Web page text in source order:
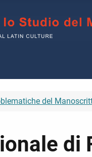
del
di